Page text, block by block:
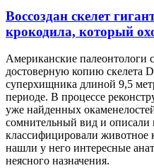
Воссоздан скелет
крокодила, который
Американские палеонтологи
достоверную копию скелета
суперхищника длиной 9,5
периоде. В процессе
уже найденных
сомнительный вид и описали
классифицировали животное
нашли у него интересные
неясного назначения.